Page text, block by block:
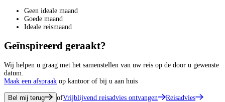
Geen ideale maand
Goede maand
Ideale reismaand
Geïnspireerd geraakt?
Wij helpen u graag met het samenstellen van uw reis op de door u gewenste
datum.
Maak een afspraak op kantoor of bij u aan huis
Bel mij terug ofVrijblijvend reisadvies ontvangen
Reisadvies